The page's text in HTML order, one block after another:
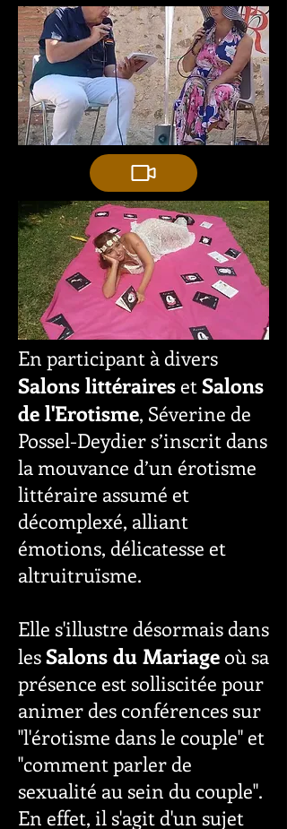
En participant à divers
Salons littérairesetSalons
de l'Erotisme, Séverine de
Possel-Deydier s’inscrit dans
la mouvance d’un érotisme
littéraire assumé et
décomplexé, alliant
émotions, délicatesse et
altruitruïsme.
Elle s'illustre désormais dans
lesSalons du Mariageoù sa
présence est solliscitée pour
animer des conférences sur
"l'érotisme dans le couple" et
"comment parler de
sexualité au sein du couple".
En effet, il s'agit d'un sujet